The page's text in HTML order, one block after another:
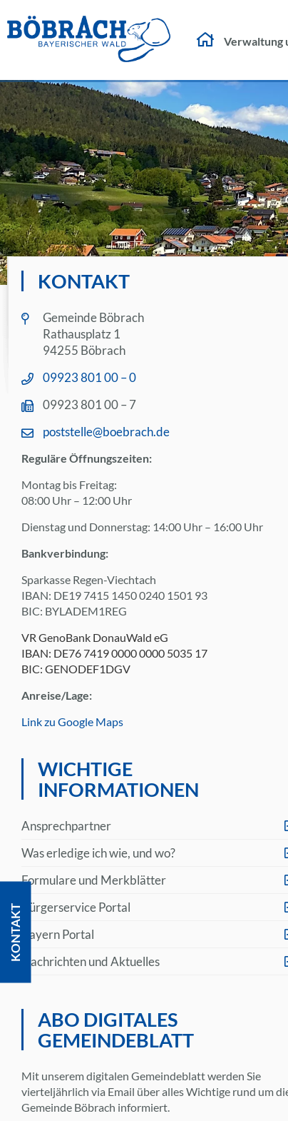
Verwaltung
KONTAKT
Gemeinde Böbrach
Rathausplatz 1
94255 Böbrach
09923 801 00 – 0
09923 801 00 – 7
poststelle@boebrach.de
Reguläre Öffnungszeiten:
Montag bis Freitag:
08:00 Uhr – 12:00 Uhr
Dienstag und Donnerstag: 14:00 Uhr – 16:00 Uhr
Bankverbindung:
Sparkasse Regen-Viechtach
IBAN: DE19 7415 1450 0240 1501 93
BIC: BYLADEM1REG
VR GenoBank DonauWald eG
IBAN: DE76 7419 0000 0000 5035 17
BIC: GENODEF1DGV
Anreise/Lage:
Link zu Google Maps
WICHTIGE
INFORMATIONEN
Ansprechpartner
Was erledige ich wie, und wo?
Formulare und Merkblätter
Bürgerservice Portal
Bayern Portal
Nachrichten und Aktuelles
ABO DIGITALES
GEMEINDEBLATT
Mit unserem digitalen Gemeindeblatt werden Sie
vierteljährlich via Email über alles Wichtige rund um
Gemeinde Böbrach informiert.
KONTAKT